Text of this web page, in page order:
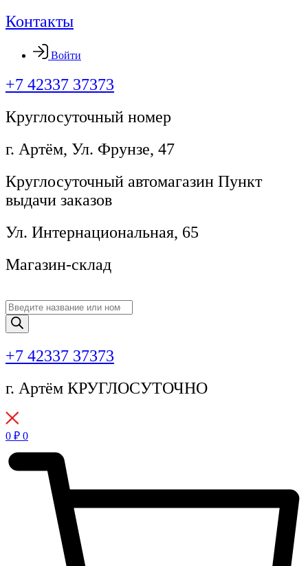
Контакты
Войти
+7 42337 37373
Круглосуточный номер
г. Артём, ​Ул. Фрунзе, 47
Круглосуточный автомагазин Пункт
выдачи заказов
Ул. Интернациональная, 65
Магазин-склад
Поиск
товаров
+7 42337 37373
г. Артём КРУГЛОСУТОЧНО
0 ₽ 0